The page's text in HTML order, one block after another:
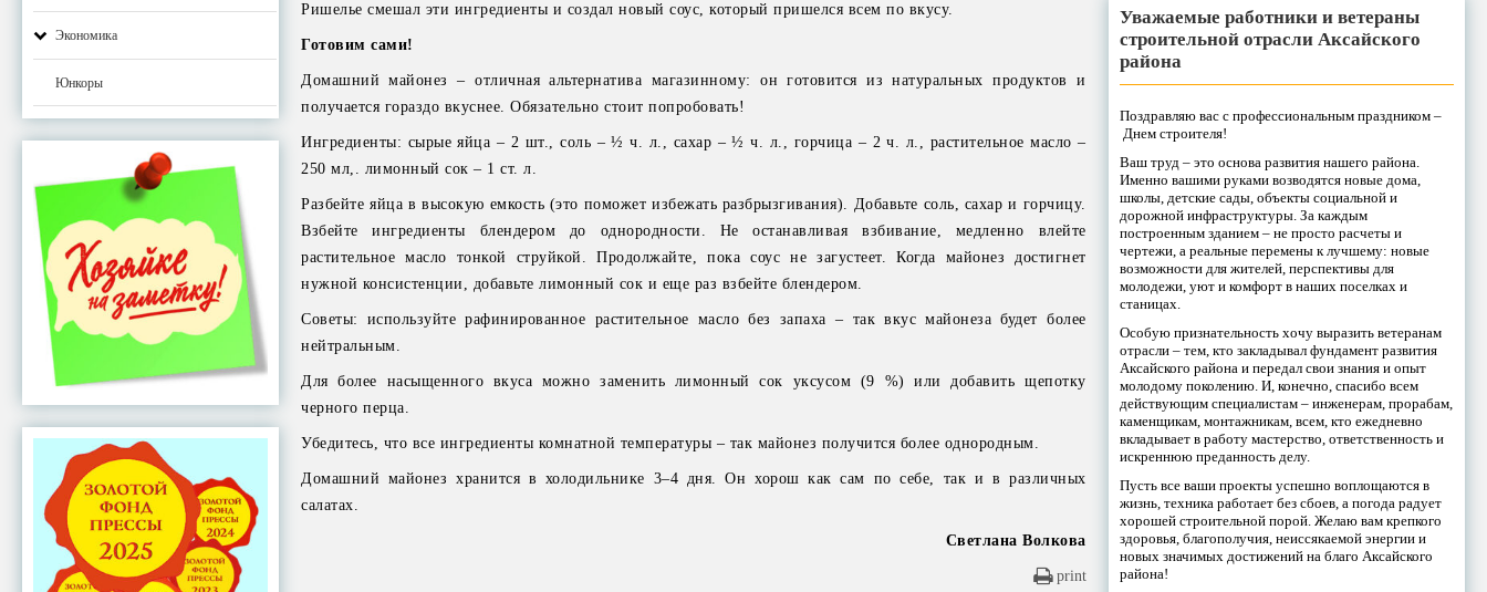
Экономика
Юнкоры
Ришелье смешал эти ингредиенты и создал новый соус, который пришелся всем по вкусу.
Готовим сами!
Домашний майонез – отличная альтернатива магазинному: он готовится из натуральных продуктов и
получается гораздо вкуснее. Обязательно стоит попробовать!
Ингредиенты: сырые яйца – 2 шт., соль – ½ ч. л., сахар – ½ ч. л., горчица – 2 ч. л., растительное масло –
250 мл,. лимонный сок – 1 ст. л.
Разбейте яйца в высокую емкость (это поможет избежать разбрызгивания). Добавьте соль, сахар и горчицу.
Взбейте ингредиенты блендером до однородности. Не останавливая взбивание, медленно влейте
растительное масло тонкой струйкой. Продолжайте, пока соус не загустеет. Когда майонез достигнет
нужной консистенции, добавьте лимонный сок и еще раз взбейте блендером.
Советы: используйте рафинированное растительное масло без запаха – так вкус майонеза будет более
нейтральным.
Для более насыщенного вкуса можно заменить лимонный сок уксусом (9 %) или добавить щепотку
черного перца.
Убедитесь, что все ингредиенты комнатной температуры – так майонез получится более однородным.
Домашний майонез хранится в холодильнике 3–4 дня. Он хорош как сам по себе, так и в различных
салатах.
Светлана Волкова
print
Уважаемые работники и ветераны
строительной отрасли Аксайского
района
Поздравляю вас с профессиональным праздником –
Днем строителя!
Ваш труд – это основа развития нашего района.
Именно вашими руками возводятся новые дома,
школы, детские сады, объекты социальной и
дорожной инфраструктуры. За каждым
построенным зданием – не просто расчеты и
чертежи, а реальные перемены к лучшему: новые
возможности для жителей, перспективы для
молодежи, уют и комфорт в наших поселках и
станицах.
Особую признательность хочу выразить ветеранам
отрасли – тем, кто закладывал фундамент развития
Аксайского района и передал свои знания и опыт
молодому поколению. И, конечно, спасибо всем
действующим специалистам – инженерам, прорабам,
каменщикам, монтажникам, всем, кто ежедневно
вкладывает в работу мастерство, ответственность и
искреннюю преданность делу.
Пусть все ваши проекты успешно воплощаются в
жизнь, техника работает без сбоев, а погода радует
хорошей строительной порой. Желаю вам крепкого
здоровья, благополучия, неиссякаемой энергии и
новых значимых достижений на благо Аксайского
района!